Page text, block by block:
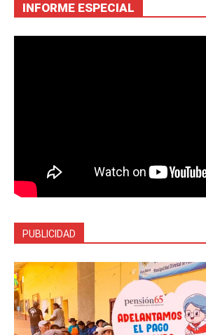
INFORME ESPECIAL
PUBLICIDAD